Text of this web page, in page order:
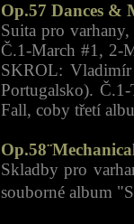
Op.57 Dances &
Suita pro
Č.1-March #1, 2-
SKROL:
Portugalsko).
Fall, coby třetí
Skladby pro
souborné album